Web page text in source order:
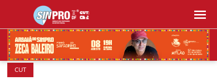
CUT